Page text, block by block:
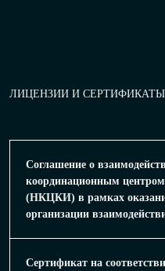
ЛИЦЕНЗИИ И СЕРТИФИКАТЫ
Соглашение о
координационным
(НКЦКИ) в рамках
организации
Сертификат на